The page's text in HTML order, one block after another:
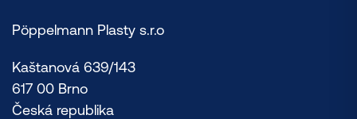
Pöppelmann Plasty s.r.o
Kaštanová 639/143
617 00 Brno
Česká republika